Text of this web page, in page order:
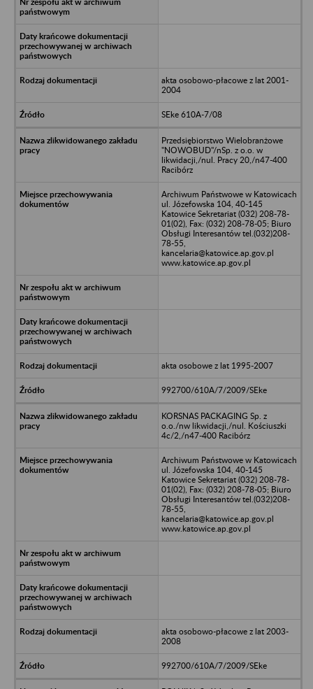
akta osobowo-płacowe z lat 2001-
2004
SEke 610A-7/08
Przedsiębiorstwo Wielobranżowe
"NOWOBUD"/nSp. z o.o. w
likwidacji,/nul. Pracy 20,/n47-400
Racibórz
Archiwum Państwowe w Katowicach
ul. Józefowska 104, 40-145
Katowice Sekretariat (032) 208-78-
01(02), Fax: (032) 208-78-05; Biuro
Obsługi Interesantów tel.(032)208-
78-55,
kancelaria@katowice.ap.gov.pl
www.katowice.ap.gov.pl
akta osobowe z lat 1995-2007
992700/610A/7/2009/SEke
KORSNAS PACKAGING Sp. z
o.o./nw likwidacji,/nul. Kościuszki
4c/2,/n47-400 Racibórz
Archiwum Państwowe w Katowicach
ul. Józefowska 104, 40-145
Katowice Sekretariat (032) 208-78-
01(02), Fax: (032) 208-78-05; Biuro
Obsługi Interesantów tel.(032)208-
78-55,
kancelaria@katowice.ap.gov.pl
www.katowice.ap.gov.pl
akta osobowo-płacowe z lat 2003-
2008
992700/610A/7/2009/SEke